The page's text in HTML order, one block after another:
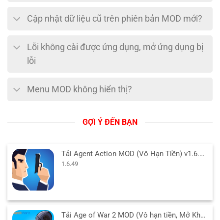
Cập nhật dữ liệu cũ trên phiên bản MOD mới?
Lỗi không cài được ứng dụng, mở ứng dụng bị
lỗi
Menu MOD không hiển thị?
GỢI Ý ĐẾN BẠN
Tải Agent Action MOD (Vô Hạn Tiền) v1.6.49 APK cho Android
1.6.49
Tải Age of War 2 MOD (Vô hạn tiền, Mở Khóa Free) v2025.1.16 APK